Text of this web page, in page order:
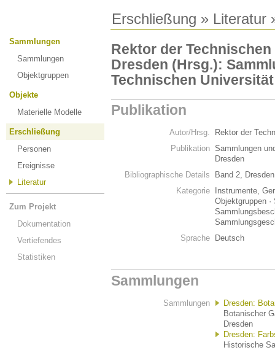
Erschließung » Literatur
Sammlungen
Sammlungen
Objektgruppen
Objekte
Materielle Modelle
Erschließung
Personen
Ereignisse
Literatur
Zum Projekt
Dokumentation
Vertiefendes
Statistiken
Rektor der
Dresden (Hrsg.):
Technischen
Publikation
Autor/Hrsg.
Rektor der
Publikation Sammlungen
Dresden
Bibliographische Details
Band 2,
Kategorie
Instrumente,
Objektgruppen
Sprache
Deutsch
Sammlungen
Sammlungen
Dresden:
Botanischer
Dresden
Dresden:
Historische